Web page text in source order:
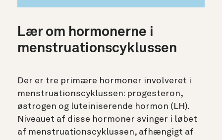
Lær om hormonerne i
menstruationscyklussen
Der er tre primære hormoner involveret i
menstruationscyklussen: progesteron,
østrogen og luteiniserende hormon (LH).
Niveauet af disse hormoner svinger i løbet
af menstruationscyklussen, afhængigt af